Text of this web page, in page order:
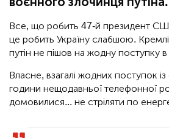
Все, що робить 47-й президент
це робить Україну слабшою.
путін не пішов на жодну поступку
Власне, взагалі жодних поступок
години нещодавньої телефонної
домовилися... не стріляти по